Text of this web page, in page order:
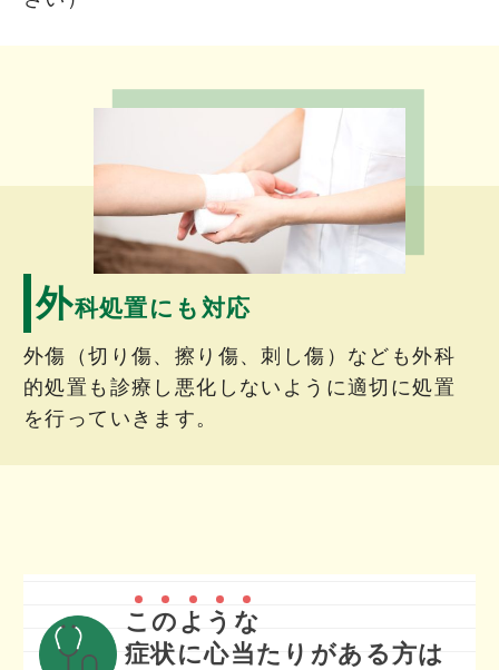
外科処置にも対応
外傷（切り傷、擦り傷、刺し傷）なども外科
的処置も診療し悪化しないように適切に処置
を行っていきます。
こ の よ う な
症状に心当たりがある方は